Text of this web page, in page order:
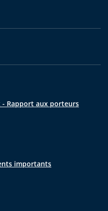
Rapport aux porteurs
importants